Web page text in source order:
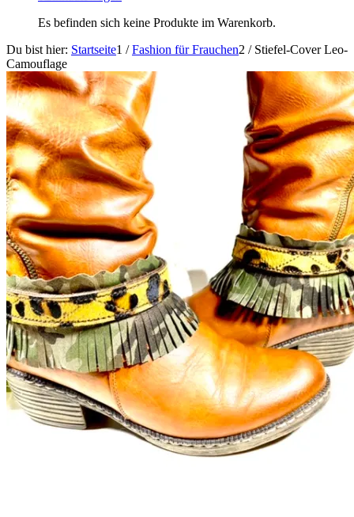
Es befinden sich keine Produkte im Warenkorb.
Du bist hier: Startseite1 / Fashion für Frauchen2 / Stiefel-Cover Leo-
Camouflage